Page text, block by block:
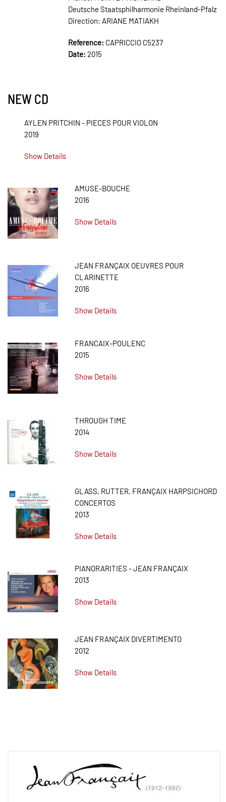
Deutsche Staatsphilharmonie Rheinland-Pfalz
Direction: ARIANE MATIAKH
Reference: CAPRICCIO C5237
Date: 2015
NEW CD
AYLEN PRITCHIN - PIECES POUR VIOLON
2019
Show Details
AMUSE-BOUCHE
2016
Show Details
JEAN FRANÇAIX OEUVRES POUR
CLARINETTE
2016
Show Details
FRANCAIX-POULENC
2015
Show Details
THROUGH TIME
2014
Show Details
GLASS, RUTTER, FRANÇAIX HARPSICHORD
CONCERTOS
2013
Show Details
PIANORARITIES - JEAN FRANÇAIX
2013
Show Details
JEAN FRANÇAIX DIVERTIMENTO
2012
Show Details